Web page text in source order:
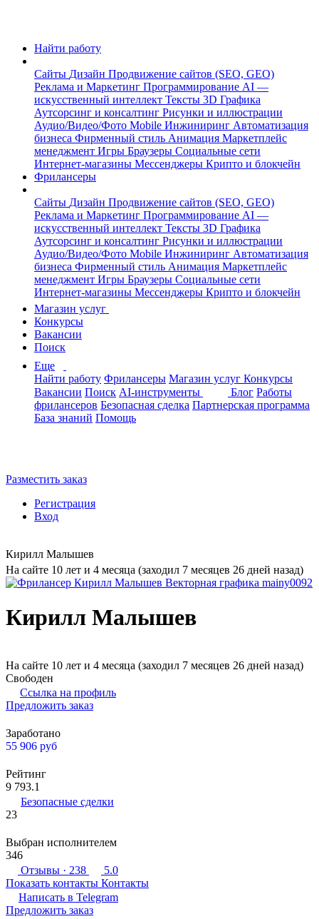
Найти работу
Сайты Дизайн Продвижение сайтов (SEO, GEO)
Реклама и Маркетинг Программирование AI —
искусственный интеллект Тексты 3D Графика
Аутсорсинг и консалтинг Рисунки и иллюстрации
Аудио/Видео/Фото Mobile Инжиниринг Автоматизация
бизнеса Фирменный стиль Анимация Маркетплейс
менеджмент Игры Браузеры Социальные сети
Интернет-магазины Мессенджеры Крипто и блокчейн
Фрилансеры
Сайты Дизайн Продвижение сайтов (SEO, GEO)
Реклама и Маркетинг Программирование AI —
искусственный интеллект Тексты 3D Графика
Аутсорсинг и консалтинг Рисунки и иллюстрации
Аудио/Видео/Фото Mobile Инжиниринг Автоматизация
бизнеса Фирменный стиль Анимация Маркетплейс
менеджмент Игры Браузеры Социальные сети
Интернет-магазины Мессенджеры Крипто и блокчейн
Магазин услуг
Конкурсы
Вакансии
Поиск
Еще
Найти работу Фрилансеры Магазин услуг Конкурсы
Вакансии Поиск AI-инструменты Блог Работы
фрилансеров Безопасная сделка Партнерская программа
База знаний Помощь
Разместить заказ
Регистрация
Вход
Кирилл Малышев
На сайте 10 лет и 4 месяца (заходил 7 месяцев 26 дней назад)
Кирилл Малышев
На сайте 10 лет и 4 месяца (заходил 7 месяцев 26 дней назад)
Свободен
Ссылка на профиль
Предложить заказ
Заработано
55 906 руб
Рейтинг
9 793.1
Безопасные сделки
23
Выбран исполнителем
346
Отзывы · 238
5.0
Показать контакты Контакты
Написать в Telegram
Предложить заказ